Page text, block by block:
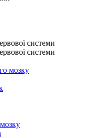
системи
системи
мозку